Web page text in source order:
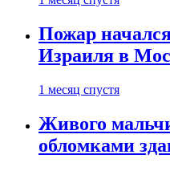
Пожар
Израиля в
1 месяц спустя
Живого
обломками